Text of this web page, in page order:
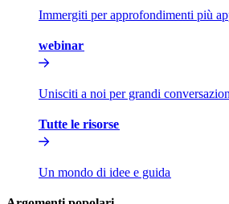
Immergiti per approfondimenti più
webinar​​
Unisciti a noi per grandi
Tutte le risorse​​
Un mondo di idee e guida​​